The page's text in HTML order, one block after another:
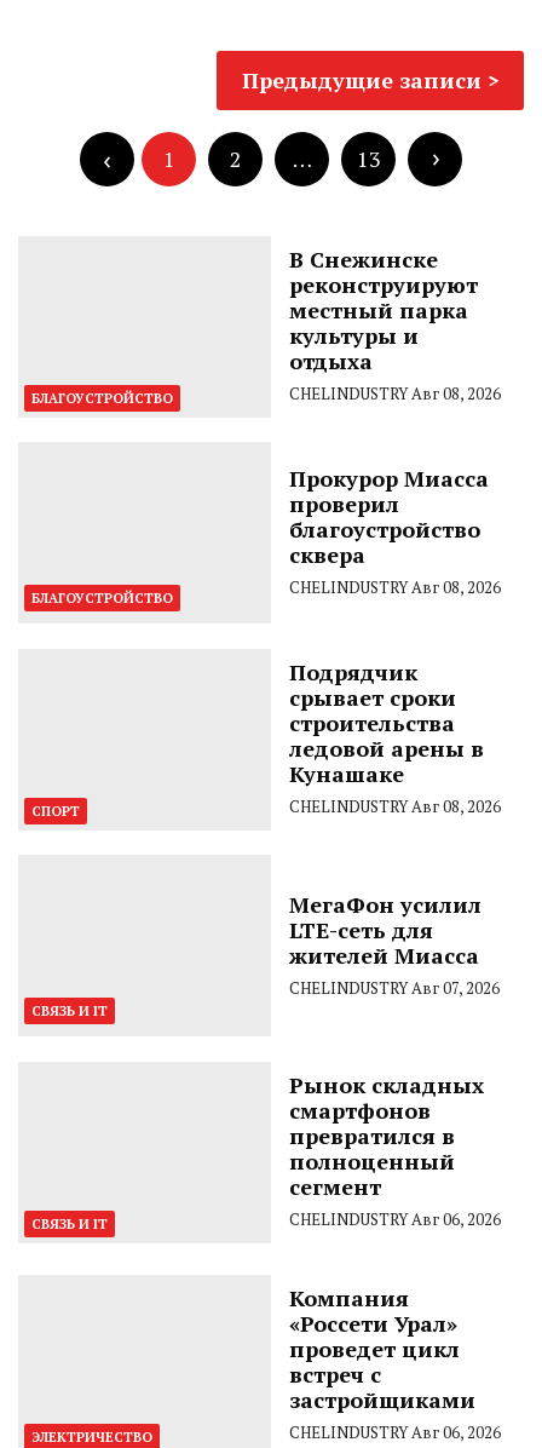
записям
Предыдущие записи
записей
1 2 … 13
БЛАГОУСТРОЙСТВО
В Снежинске
реконструируют
местный парка
культуры и
отдыха
CHELINDUSTRYАвг 08, 2026
БЛАГОУСТРОЙСТВО
Прокурор Миасса
проверил
благоустройство
сквера
CHELINDUSTRYАвг 08, 2026
СПОРТ
Подрядчик
срывает сроки
строительства
ледовой арены в
Кунашаке
CHELINDUSTRYАвг 08, 2026
СВЯЗЬ И IT
МегаФон усилил
LTE-сеть для
жителей Миасса
CHELINDUSTRYАвг 07, 2026
СВЯЗЬ И IT
Рынок складных
смартфонов
превратился в
полноценный
сегмент
CHELINDUSTRYАвг 06, 2026
ЭЛЕКТРИЧЕСТВО
Компания
«Россети Урал»
проведет цикл
встреч с
застройщиками
CHELINDUSTRYАвг 06, 2026